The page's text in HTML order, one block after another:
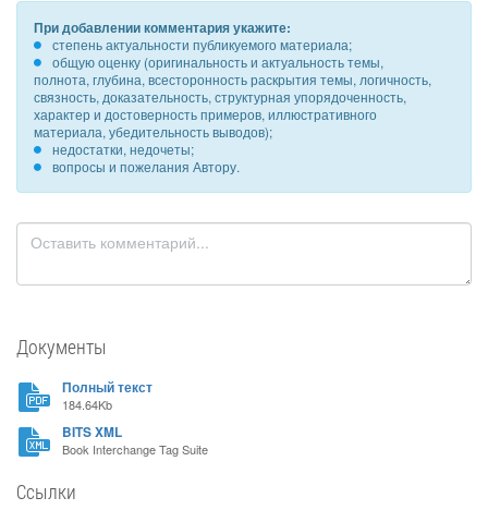
При добавлении комментария укажите:
степень актуальности публикуемого материала;
общую оценку (оригинальность и актуальность темы,
полнота, глубина, всесторонность раскрытия темы, логичность,
связность, доказательность, структурная упорядоченность,
характер и достоверность примеров, иллюстративного
материала, убедительность выводов);
недостатки, недочеты;
вопросы и пожелания Автору.
Документы
Полный текст
184.64Kb
BITS XML
Book Interchange Tag Suite
Ссылки